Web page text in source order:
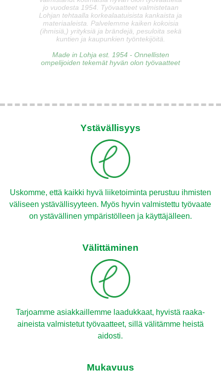
jo vuodesta 1954. Työvaatteet valmistetaan
Lohjan tehtaalla korkealaatuisista kankaista ja
materiaaleista. Palvelemme kaiken kokoisia
(ihmisiä,) yrityksiä ja brändejä, pesuloita sekä
kuntien ja kaupunkien työntekijöitä.
Made in Lohja est. 1954 - Onnellisten
ompelijoiden tekemät hyvän olon työvaatteet
Ystävällisyys
Uskomme, että kaikki hyvä liiketoiminta perustuu ihmisten
väliseen ystävällisyyteen. Myös hyvin valmistettu työvaate
on ystävällinen ympäristölleen ja käyttäjälleen.
Välittäminen
Tarjoamme asiakkaillemme laadukkaat, hyvistä raaka-
aineista valmistetut työvaatteet, sillä välitämme heistä
aidosti.
Mukavuus